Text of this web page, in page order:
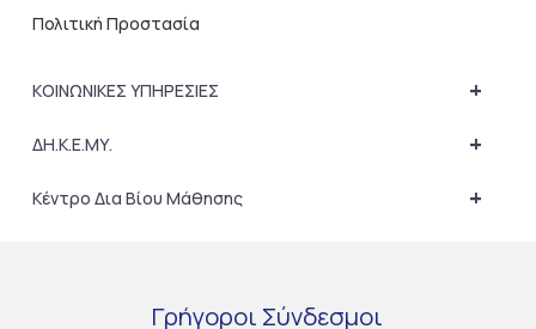
Πολιτική Προστασία
+
ΚΟΙΝΩΝΙΚΕΣ ΥΠΗΡΕΣΙΕΣ
+
ΔΗ.Κ.Ε.ΜΥ.
+
Κέντρο Δια Βίου Μάθησης
Γρήγοροι Σύνδεσμοι